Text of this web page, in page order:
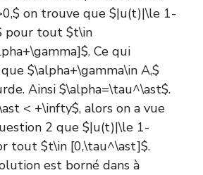
on trouve que $|u(t)|\le 1-
pour tout $t\in
Ce qui
$\alpha+\gamma\in A,$
Ainsi $\alpha=\tau^\ast$.
< +\infty$, alors on a vue
2 que $|u(t)|\le 1-
tout $t\in [0,\tau^\ast]$.
est borné dans à